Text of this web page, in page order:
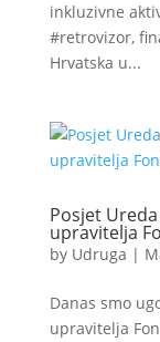
inkluzivne
#retrovizor,
Hrvatska u...
Posjet
upravitelja
by Udruga |
Danas smo
upravitelja